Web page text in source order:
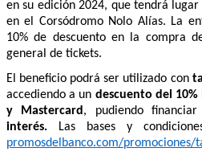
en su edición 2024, que tendrá
en el Corsódromo Nolo Alías. La
10% de descuento en la compra
general de tickets.
El beneficio podrá ser utilizado con
accediendo a un descuento del
y Mastercard , pudiendo
interés.
Las bases y
promosdelbanco.com/promociones/